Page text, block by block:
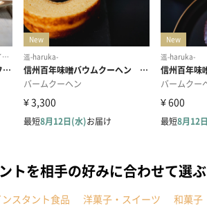
トを相手の好みに合わせて選ぶ
スタント食品 洋菓子・スイーツ
和菓子